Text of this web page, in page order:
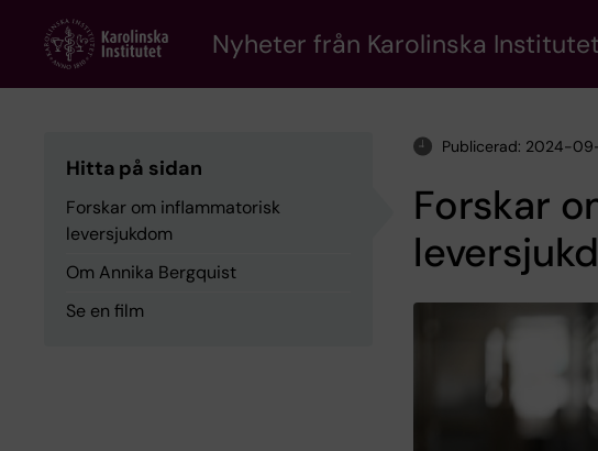
content
Nyheter från Karolinska Institutet
Hitta på sidan
Forskar om inflammatorisk
leversjukdom
Om Annika Bergquist
Se en film
Publicerad: 2024-
Forskar